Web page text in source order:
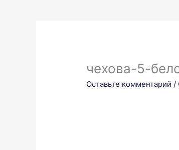
чехова-5-
Оставьте комментарий /